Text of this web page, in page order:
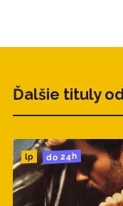
Ďalšie tituly od
lp do 24h